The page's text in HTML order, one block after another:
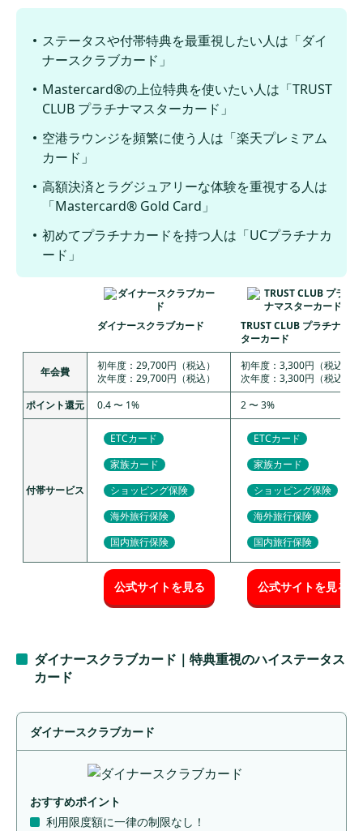
まとめ：会社の規模や決済用途に見合ったス
テータスのカードを選ぼう
ステータスや付帯特典を最重視したい人は「ダイ
ナースクラブカード」
Mastercard®の上位特典を使いたい人は「TRUST
CLUB プラチナマスターカード」
空港ラウンジを頻繁に使う人は「楽天プレミアム
カード」
高額決済とラグジュアリーな体験を重視する人は
「Mastercard® Gold Card」
初めてプラチナカードを持つ人は「UCプラチナカ
ード」
ダイナースクラブカード
TRUST CLUB プラチナマス
ターカード
年会費
初年度：29,700円（税込）
次年度：29,700円（税込）
初年度：3,300円（税込）
次年度：3,300円（税込）
ポイント還元
0.4 〜 1% 2 〜 3%
付帯サービス
ETCカード
家族カード
ショッピング保険
海外旅行保険
国内旅行保険
ETCカード
家族カード
ショッピング保険
海外旅行保険
国内旅行保険
公式サイトを見る 公式サイトを見る
ダイナースクラブカード｜特典重視のハイステータス
カード
ダイナースクラブカード
おすすめポイント
利用限度額に一律の制限なし！